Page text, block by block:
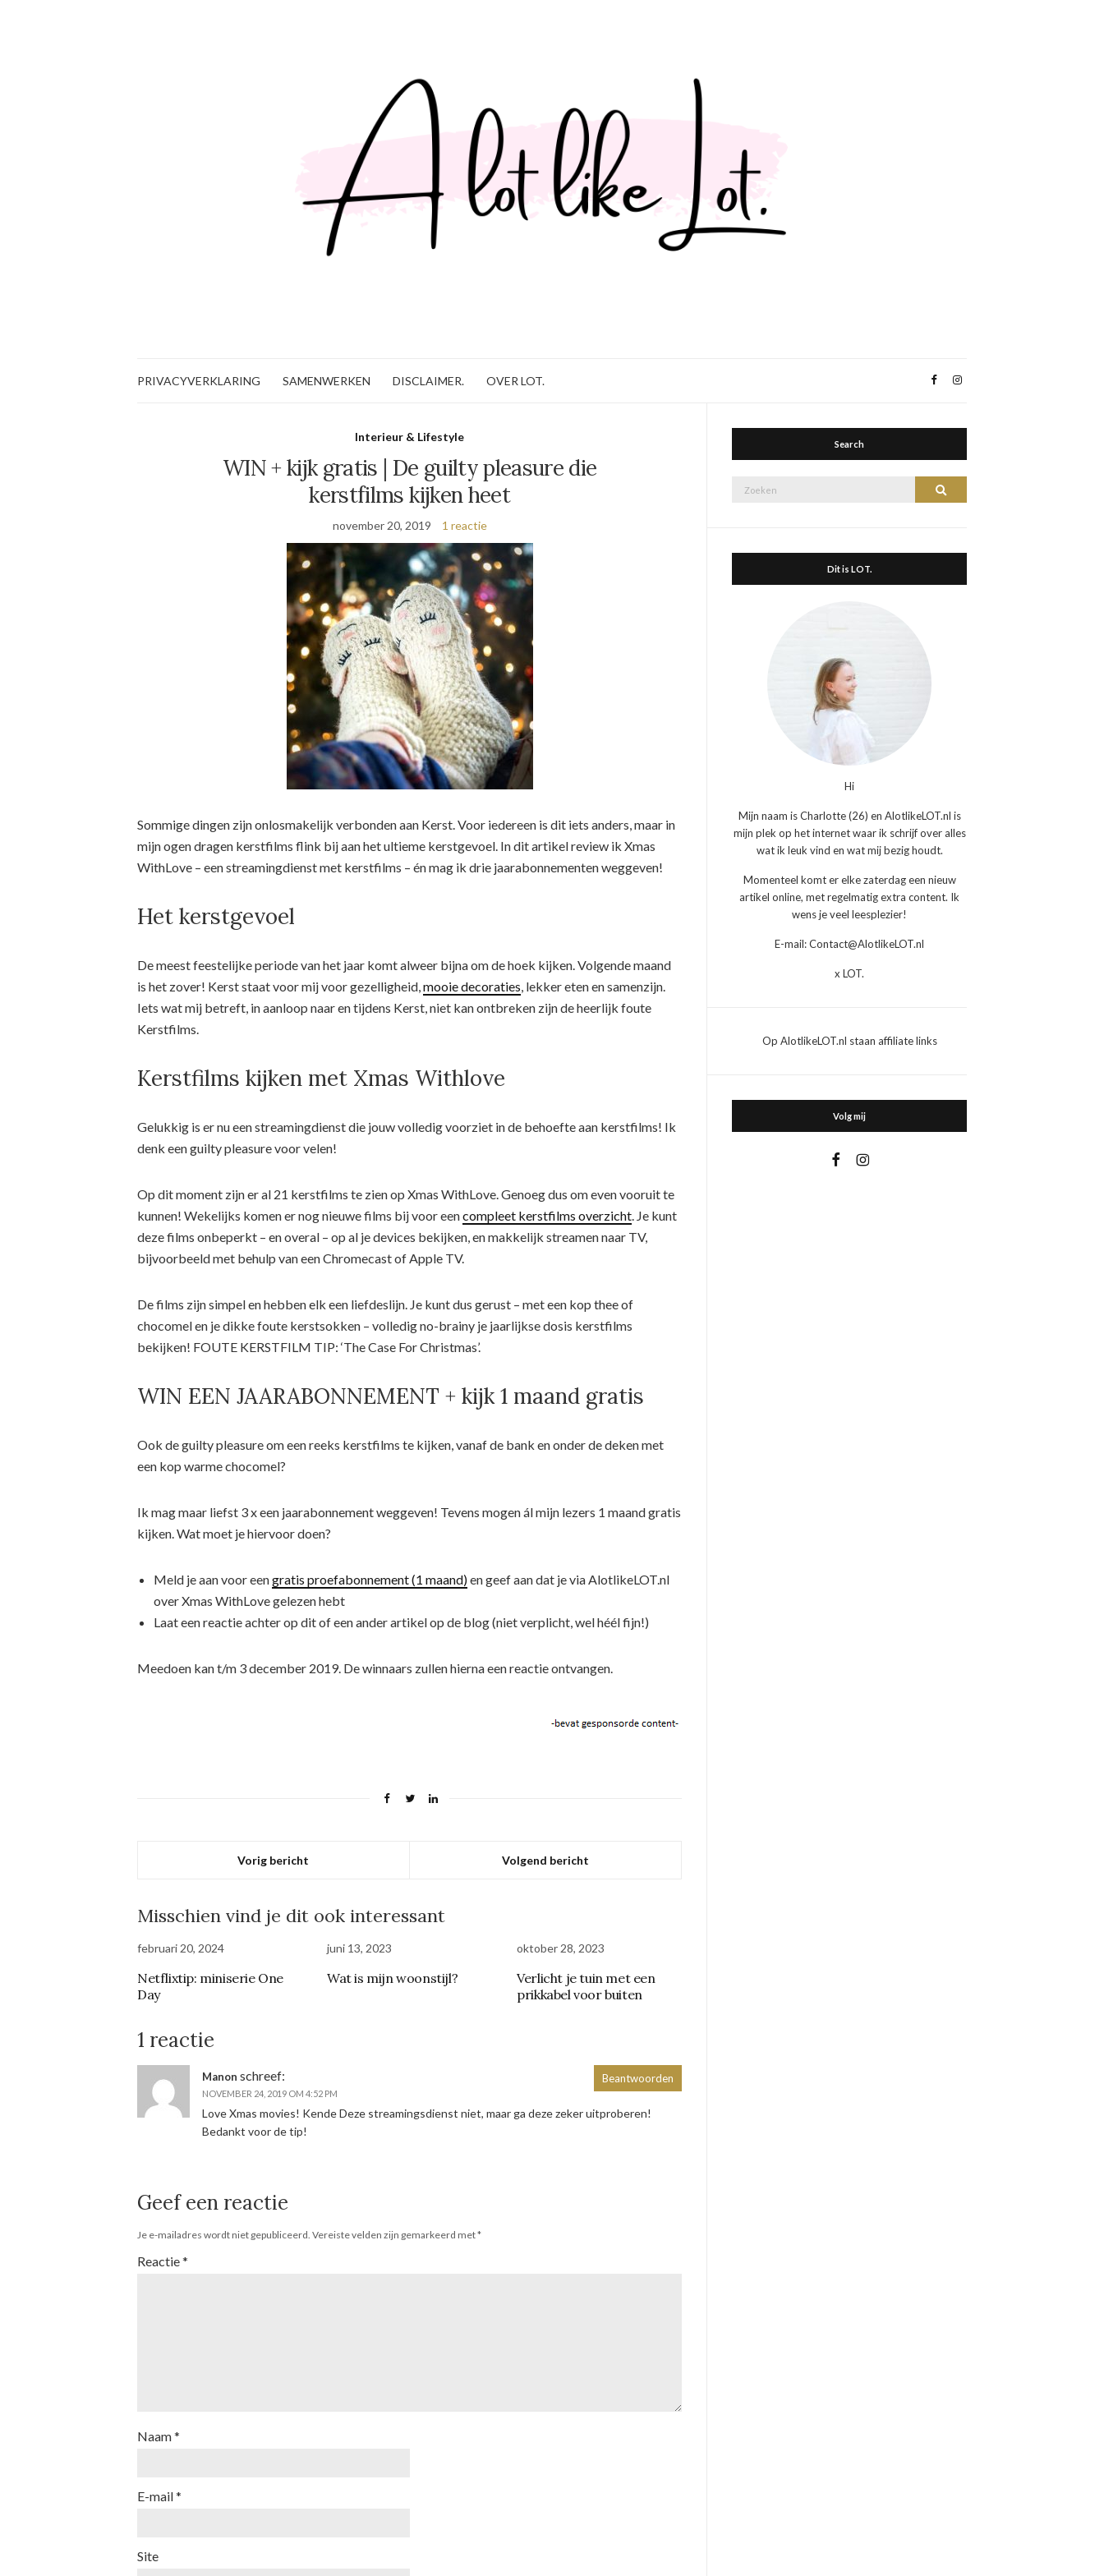
PRIVACYVERKLARING SAMENWERKEN DISCLAIMER. OVER LOT.
Interieur & Lifestyle
WIN + kijk gratis | De guilty pleasure die
kerstfilms kijken heet
november 20, 2019 1 reactie
Sommige dingen zijn onlosmakelijk verbonden aan Kerst. Voor iedereen is dit iets anders, maar in
mijn ogen dragen kerstfilms flink bij aan het ultieme kerstgevoel. In dit artikel review ik Xmas
WithLove – een streamingdienst met kerstfilms – én mag ik drie jaarabonnementen weggeven!
Het kerstgevoel
De meest feestelijke periode van het jaar komt alweer bijna om de hoek kijken. Volgende maand
is het zover! Kerst staat voor mij voor gezelligheid,mooie decoraties, lekker eten en samenzijn.
Iets wat mij betreft, in aanloop naar en tijdens Kerst, niet kan ontbreken zijn de heerlijk foute
Kerstfilms.
Kerstfilms kijken met Xmas Withlove
Gelukkig is er nu een streamingdienst die jouw volledig voorziet in de behoefte aan kerstfilms! Ik
denk een guilty pleasure voor velen!
Op dit moment zijn er al 21 kerstfilms te zien op Xmas WithLove. Genoeg dus om even vooruit te
kunnen! Wekelijks komen er nog nieuwe films bij voor eencompleet kerstfilms overzicht. Je kunt
deze films onbeperkt – en overal – op al je devices bekijken, en makkelijk streamen naar TV,
bijvoorbeeld met behulp van een Chromecast of Apple TV.
De films zijn simpel en hebben elk een liefdeslijn. Je kunt dus gerust – met een kop thee of
chocomel en je dikke foute kerstsokken – volledig no-brainy je jaarlijkse dosis kerstfilms
bekijken! FOUTE KERSTFILM TIP: ‘The Case For Christmas’.
WIN EEN JAARABONNEMENT + kijk 1 maand gratis
Ook de guilty pleasure om een reeks kerstfilms te kijken, vanaf de bank en onder de deken met
een kop warme chocomel?
Ik mag maar liefst 3 x een jaarabonnement weggeven! Tevens mogen ál mijn lezers 1 maand gratis
kijken. Wat moet je hiervoor doen?
Meld je aan voor eengratis proefabonnement (1 maand)en geef aan dat je via AlotlikeLOT.nl
over Xmas WithLove gelezen hebt
Laat een reactie achter op dit of een ander artikel op de blog (niet verplicht, wel héél fijn!)
Meedoen kan t/m 3 december 2019. De winnaars zullen hierna een reactie ontvangen.
Vorig bericht Volgend bericht
Misschien vind je dit ook interessant
februari 20, 2024
Netflixtip: miniserie One
Day
juni 13, 2023
Wat is mijn woonstijl?
oktober 28, 2023
Verlicht je tuin met een
prikkabel voor buiten
1 reactie
Manon schreef:
NOVEMBER 24, 2019 OM 4:52 PM
Love Xmas movies! Kende Deze streamingsdienst niet, maar ga deze zeker uitproberen!
Bedankt voor de tip!
Beantwoorden
Geef een reactie
Je e-mailadres wordt niet gepubliceerd. Vereiste velden zijn gemarkeerd met*
Reactie*
Naam*
E-mail*
Site
Search
Zoek
Zoeken
Dit is LOT.
Hi
Mijn naam is Charlotte (26) en AlotlikeLOT.nl is
mijn plek op het internet waar ik schrijf over alles
wat ik leuk vind en wat mij bezig houdt.
Momenteel komt er elke zaterdag een nieuw
artikel online, met regelmatig extra content. Ik
wens je veel leesplezier!
E-mail: Contact@AlotlikeLOT.nl
x LOT.
Op AlotlikeLOT.nl staan affiliate links
Volg mij